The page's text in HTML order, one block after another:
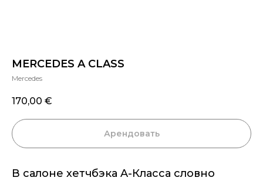
MERCEDES A CLASS
Mercedes
170,00 €
Арендовать
В салоне хетчбэка A-Класса словно